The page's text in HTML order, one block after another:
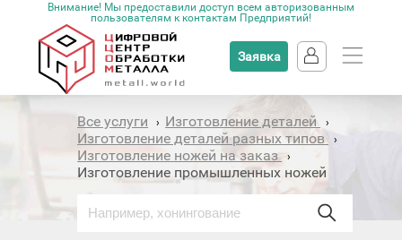
Внимание! Мы предоставили доступ всем авторизованным
пользователям к контактам Предприятий!
Заявка
Все услуги › Изготовление деталей ›
Изготовление деталей разных типов ›
Изготовление ножей на заказ ›
Изготовление промышленных ножей